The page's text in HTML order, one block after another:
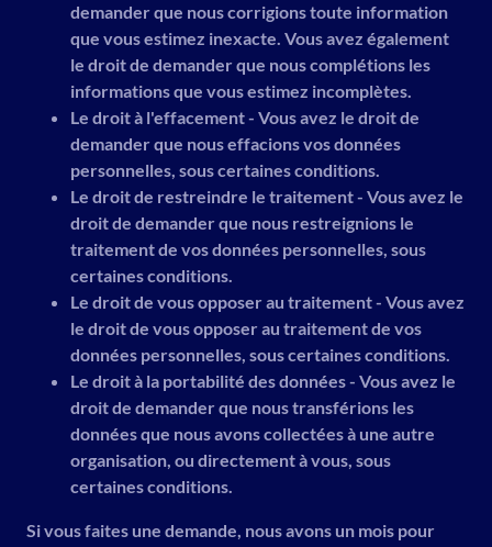
demander que nous corrigions toute information
que vous estimez inexacte. Vous avez également
le droit de demander que nous complétions les
informations que vous estimez incomplètes.
Le droit à l'effacement - Vous avez le droit de
demander que nous effacions vos données
personnelles, sous certaines conditions.
Le droit de restreindre le traitement - Vous avez le
droit de demander que nous restreignions le
traitement de vos données personnelles, sous
certaines conditions.
Le droit de vous opposer au traitement - Vous avez
le droit de vous opposer au traitement de vos
données personnelles, sous certaines conditions.
Le droit à la portabilité des données - Vous avez le
droit de demander que nous transférions les
données que nous avons collectées à une autre
organisation, ou directement à vous, sous
certaines conditions.
Si vous faites une demande, nous avons un mois pour